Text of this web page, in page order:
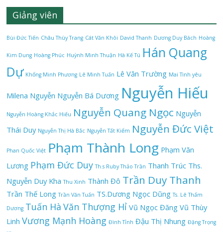
Giảng viên
Bùi Đức Tiến Châu Thùy Trang Cát Văn Khôi David Thanh Dương Duy Bách Hoàng
Kim Dung Hoàng Phúc Huỳnh Minh Thuận Hà Kế Tú Hán Quang
Dự Khổng Minh Phương Lê Minh Tuấn Lê Văn Trường Mai Tình yêu
Milena Nguyễn Nguyễn Bá Dương Nguyễn Hiếu
Nguyễn Hoàng Khắc Hiếu Nguyễn Quang Ngọc Nguyễn
Thái Duy Nguyễn Thị Hà Bắc Nguyễn Tất Kiểm Nguyễn Đức Việt
Phan Quốc Việt Phạm Thành Long Phạm Văn
Lương Phạm Đức Duy Th.s Ruby Thảo Trần Thanh Trúc Ths.
Nguyễn Duy Kha Thu Xinh Thành Đô Trần Duy Thanh
Trần Thế Long Trần Văn Tuấn TS.Dương Ngọc Dũng Ts. Lê Thẩm
Dương Tuấn Hà Văn Thượng Hỉ Vũ Ngọc Đăng Vũ Thùy
Linh Vương Mạnh Hoàng Đình Tỉnh Đậu Thị Nhung Đặng Trọng